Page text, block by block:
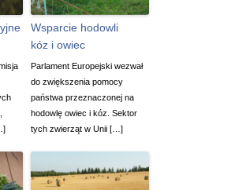
Wsparcie hodowli
kóz i owiec
Parlament Europejski wezwał
do zwiększenia pomocy
państwa przeznaczonej na
hodowlę owiec i kóz. Sektor
tych zwierząt w Unii […]